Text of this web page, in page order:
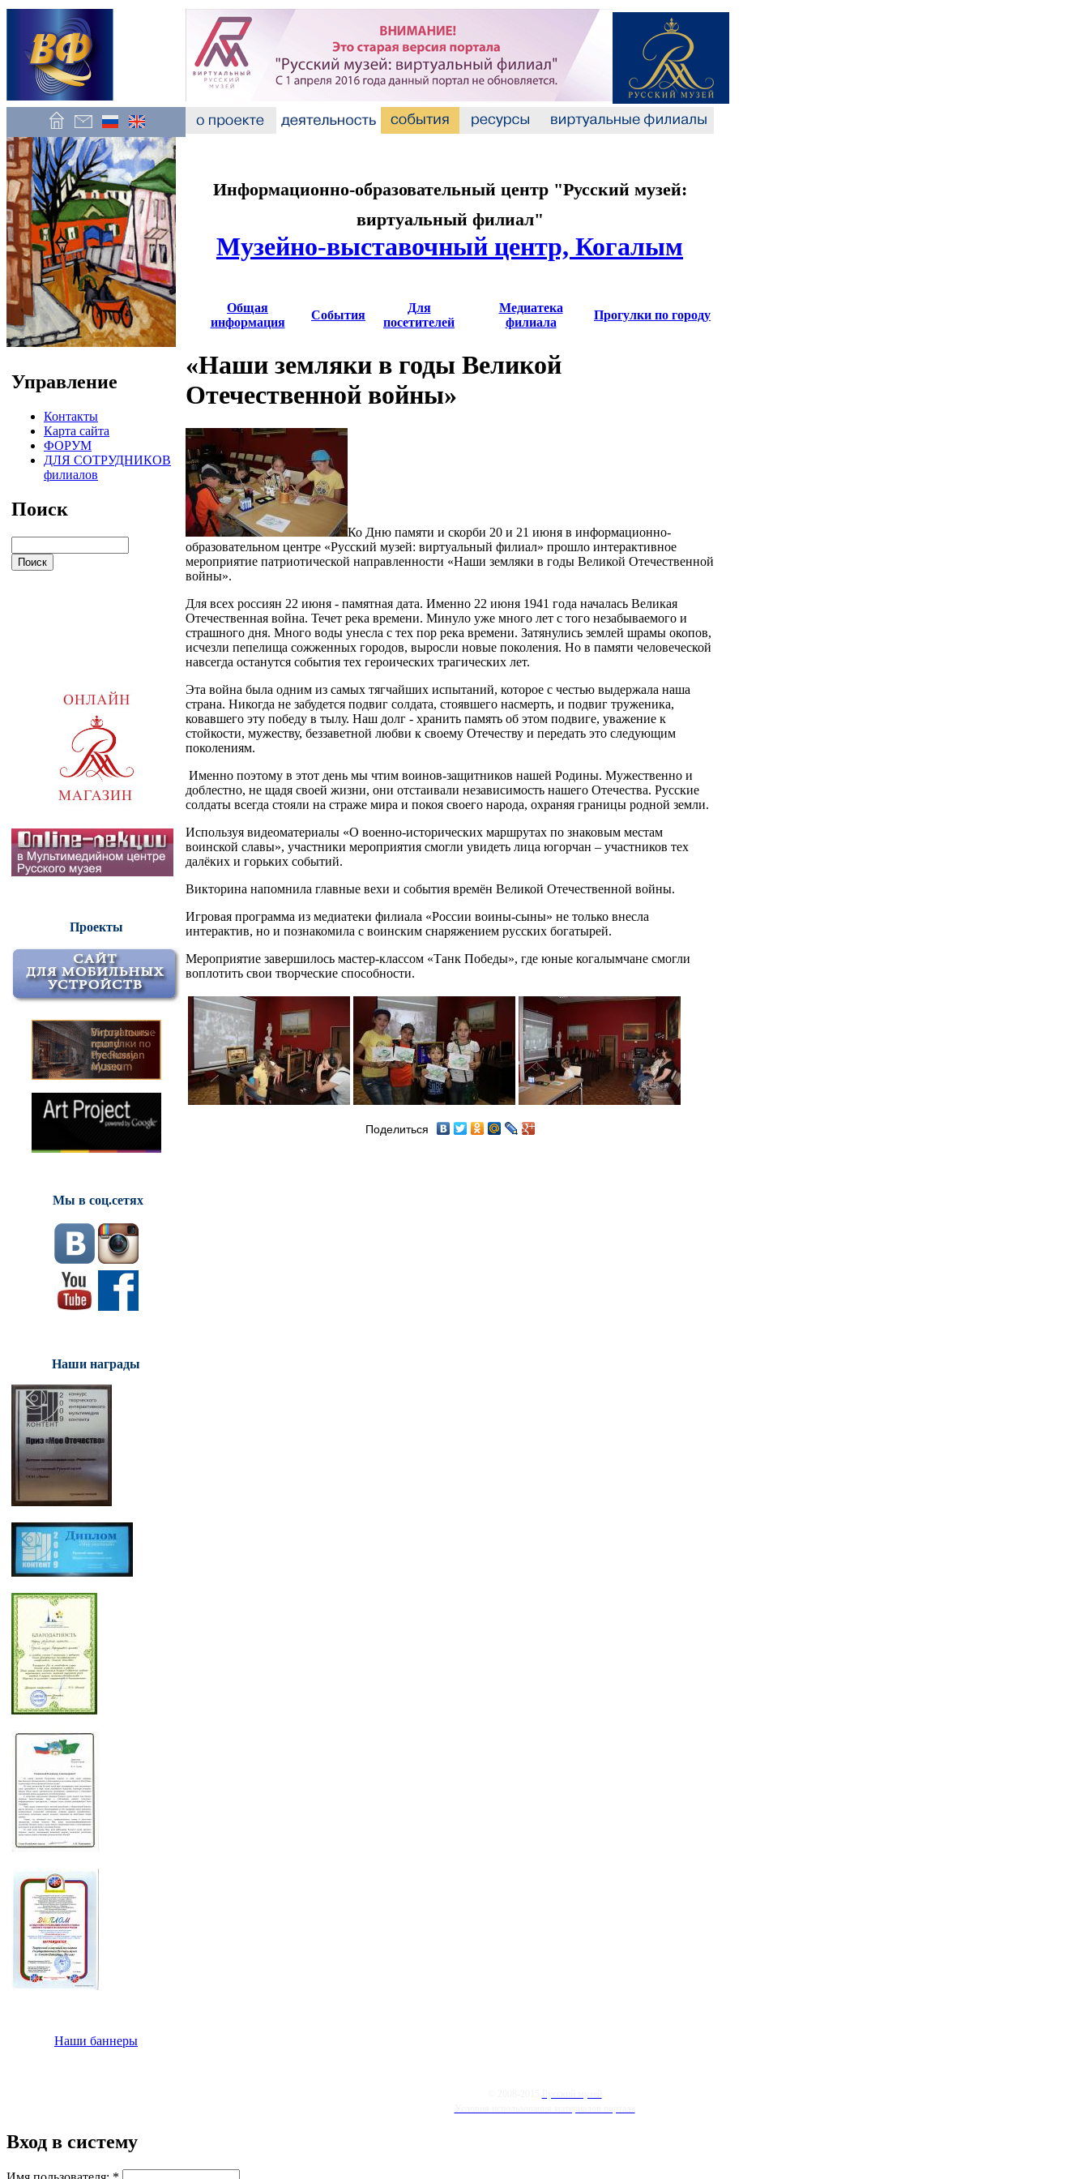
Управление
Контакты
Карта сайта
ФОРУМ
ДЛЯ СОТРУДНИКОВ
филиалов
Поиск
Проекты
Мы в соц.сетях
Наши награды
Наши баннеры
Информационно-образовательный центр "Русский музей:
виртуальный филиал"
Музейно-выставочный центр, Когалым
Общая
информация
События
Для
посетителей
Медиатека
филиала
Прогулки по городу
«Наши земляки в годы Великой
Отечественной войны»
Ко Дню памяти и скорби 20 и 21 июня в информационно-
образовательном центре «Русский музей: виртуальный филиал» прошло интерактивное
мероприятие патриотической направленности «Наши земляки в годы Великой Отечественной
войны».
Для всех россиян 22 июня - памятная дата. Именно 22 июня 1941 года началась Великая
Отечественная война. Течет река времени. Минуло уже много лет с того незабываемого и
страшного дня. Много воды унесла с тех пор река времени. Затянулись землей шрамы окопов,
исчезли пепелища сожженных городов, выросли новые поколения. Но в памяти человеческой
навсегда останутся события тех героических трагических лет.
Эта война была одним из самых тягчайших испытаний, которое с честью выдержала наша
страна. Никогда не забудется подвиг солдата, стоявшего насмерть, и подвиг труженика,
ковавшего эту победу в тылу. Наш долг - хранить память об этом подвиге, уважение к
стойкости, мужеству, беззаветной любви к своему Отечеству и передать это следующим
поколениям.
Именно поэтому в этот день мы чтим воинов-защитников нашей Родины. Мужественно и
доблестно, не щадя своей жизни, они отстаивали независимость нашего Отечества. Русские
солдаты всегда стояли на страже мира и покоя своего народа, охраняя границы родной земли.
Используя видеоматериалы «О военно-исторических маршрутах по знаковым местам
воинской славы», участники мероприятия смогли увидеть лица югорчан – участников тех
далёких и горьких событий.
Викторина напомнила главные вехи и события времён Великой Отечественной войны.
Игровая программа из медиатеки филиала «России воины-сыны» не только внесла
интерактив, но и познакомила с воинским снаряжением русских богатырей.
Мероприятие завершилось мастер-классом «Танк Победы», где юные когалымчане смогли
воплотить свои творческие способности.
Поделиться
Вход в систему